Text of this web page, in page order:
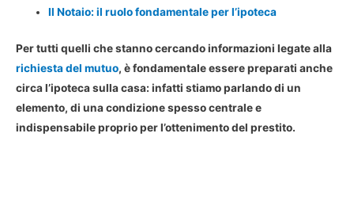
Il Notaio: il ruolo fondamentale per l’ipoteca
Per tutti quelli che stanno cercando informazioni legate alla
richiesta del mutuo, è fondamentale essere preparati anche
circa l’ipoteca sulla casa: infatti stiamo parlando di un
elemento, di una condizione spesso centrale e
indispensabile proprio per l’ottenimento del prestito.